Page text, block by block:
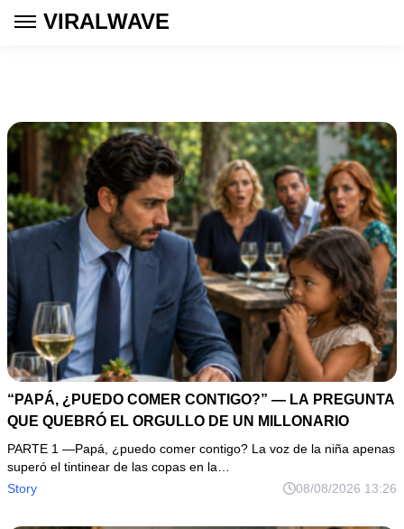
VIRALWAVE
“PAPÁ, ¿PUEDO COMER CONTIGO?” — LA PREGUNTA
QUE QUEBRÓ EL ORGULLO DE UN MILLONARIO
PARTE 1 —Papá, ¿puedo comer contigo? La voz de la niña apenas
superó el tintinear de las copas en la…
Story
08/08/2026 13:26